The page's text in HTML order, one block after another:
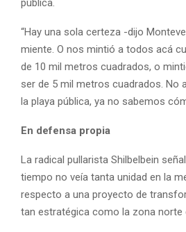
pública.
“Hay una sola certeza -dijo
miente. O nos mintió a todos acá
de 10 mil metros cuadrados, o
ser de 5 mil metros cuadrados. No
la playa pública, ya no sabemos
En defensa propia
La radical pullarista Shilbelbein
tiempo no veía tanta unidad en la
respecto a una proyecto de
tan estratégica como la zona norte